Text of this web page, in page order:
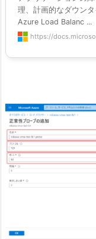
理、計画的なダウン
Azure Load Balanc ...
https://